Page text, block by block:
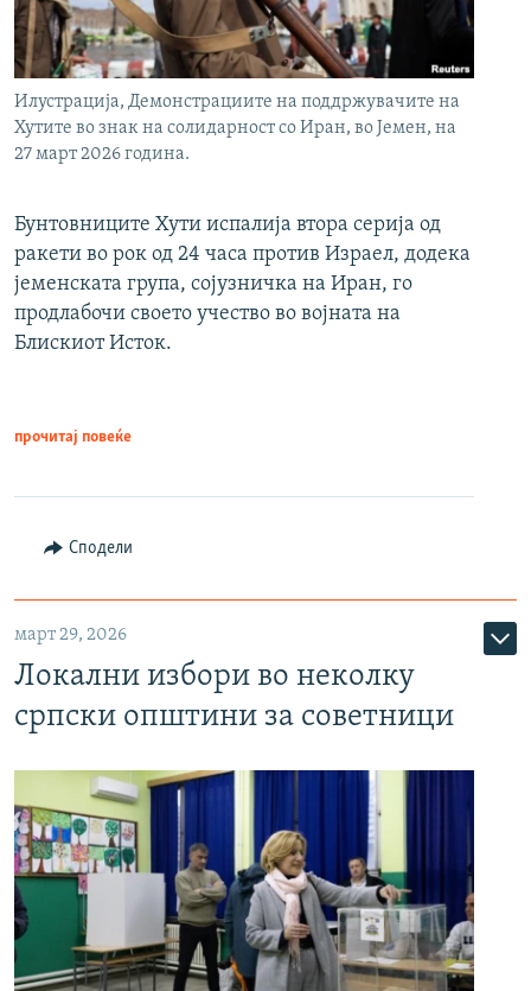
Илустрација, Демонстрациите на поддржувачите на
Хутите во знак на солидарност со Иран, во Јемен, на
27 март 2026 година.
Бунтовниците Хути испалија втора серија од
ракети во рок од 24 часа против Израел, додека
јеменската група, сојузничка на Иран, го
продлабочи своето учество во војната на
Блискиот Исток.
прочитај повеќе
Сподели
март 29, 2026
Локални избори во неколку
српски општини за советници